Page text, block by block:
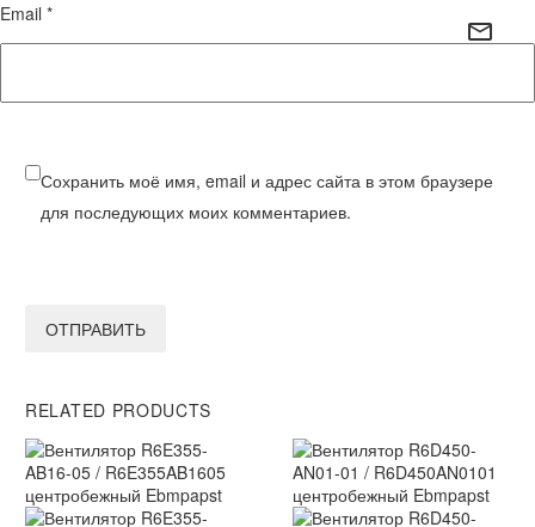
Email *
Сохранить моё имя, email и адрес сайта в этом браузере
для последующих моих комментариев.
ОТПРАВИТЬ
RELATED PRODUCTS